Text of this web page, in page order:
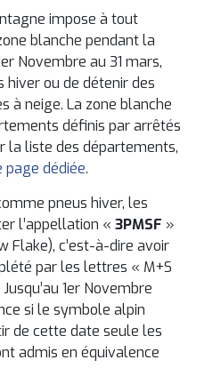
impose à tout
blanche pendant la
Novembre au 31 mars,
hiver ou de détenir des
à neige. La zone blanche
définis par arrêtés
la liste des départements,
dédiée.
pneus hiver, les
l’appellation « 3PMSF »
Flake), c’est-à-dire avoir
par les lettres « M+S
1er Novembre
si le symbole alpin
de cette date seule les
admis en équivalence